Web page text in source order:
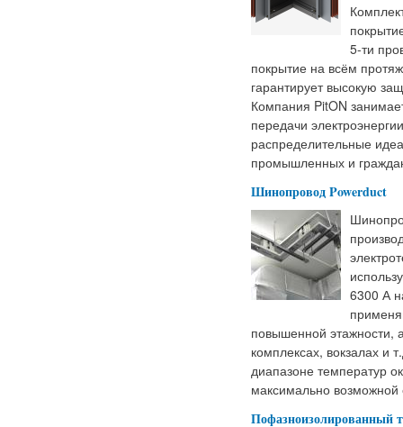
5-ти
покрытие на всём
гарантирует высокую
Компания PitON
передачи
распределительные
промышленных и
Шинопровод Powerduct
6300 А
повышенной этажности,
комплексах, вокзалах и
диапазоне температур
максимально
Пофазноизолированный